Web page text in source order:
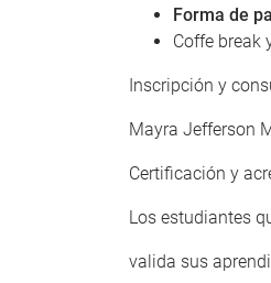
Forma de
Coffe break
Inscripción y
Mayra Jefferson
Certificación y
Los estudiantes
valida sus